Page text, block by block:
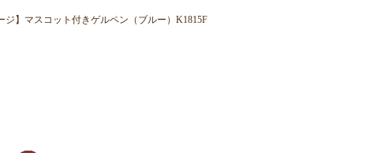
ジ】マスコット付きゲルペン（ブルー）K1815F